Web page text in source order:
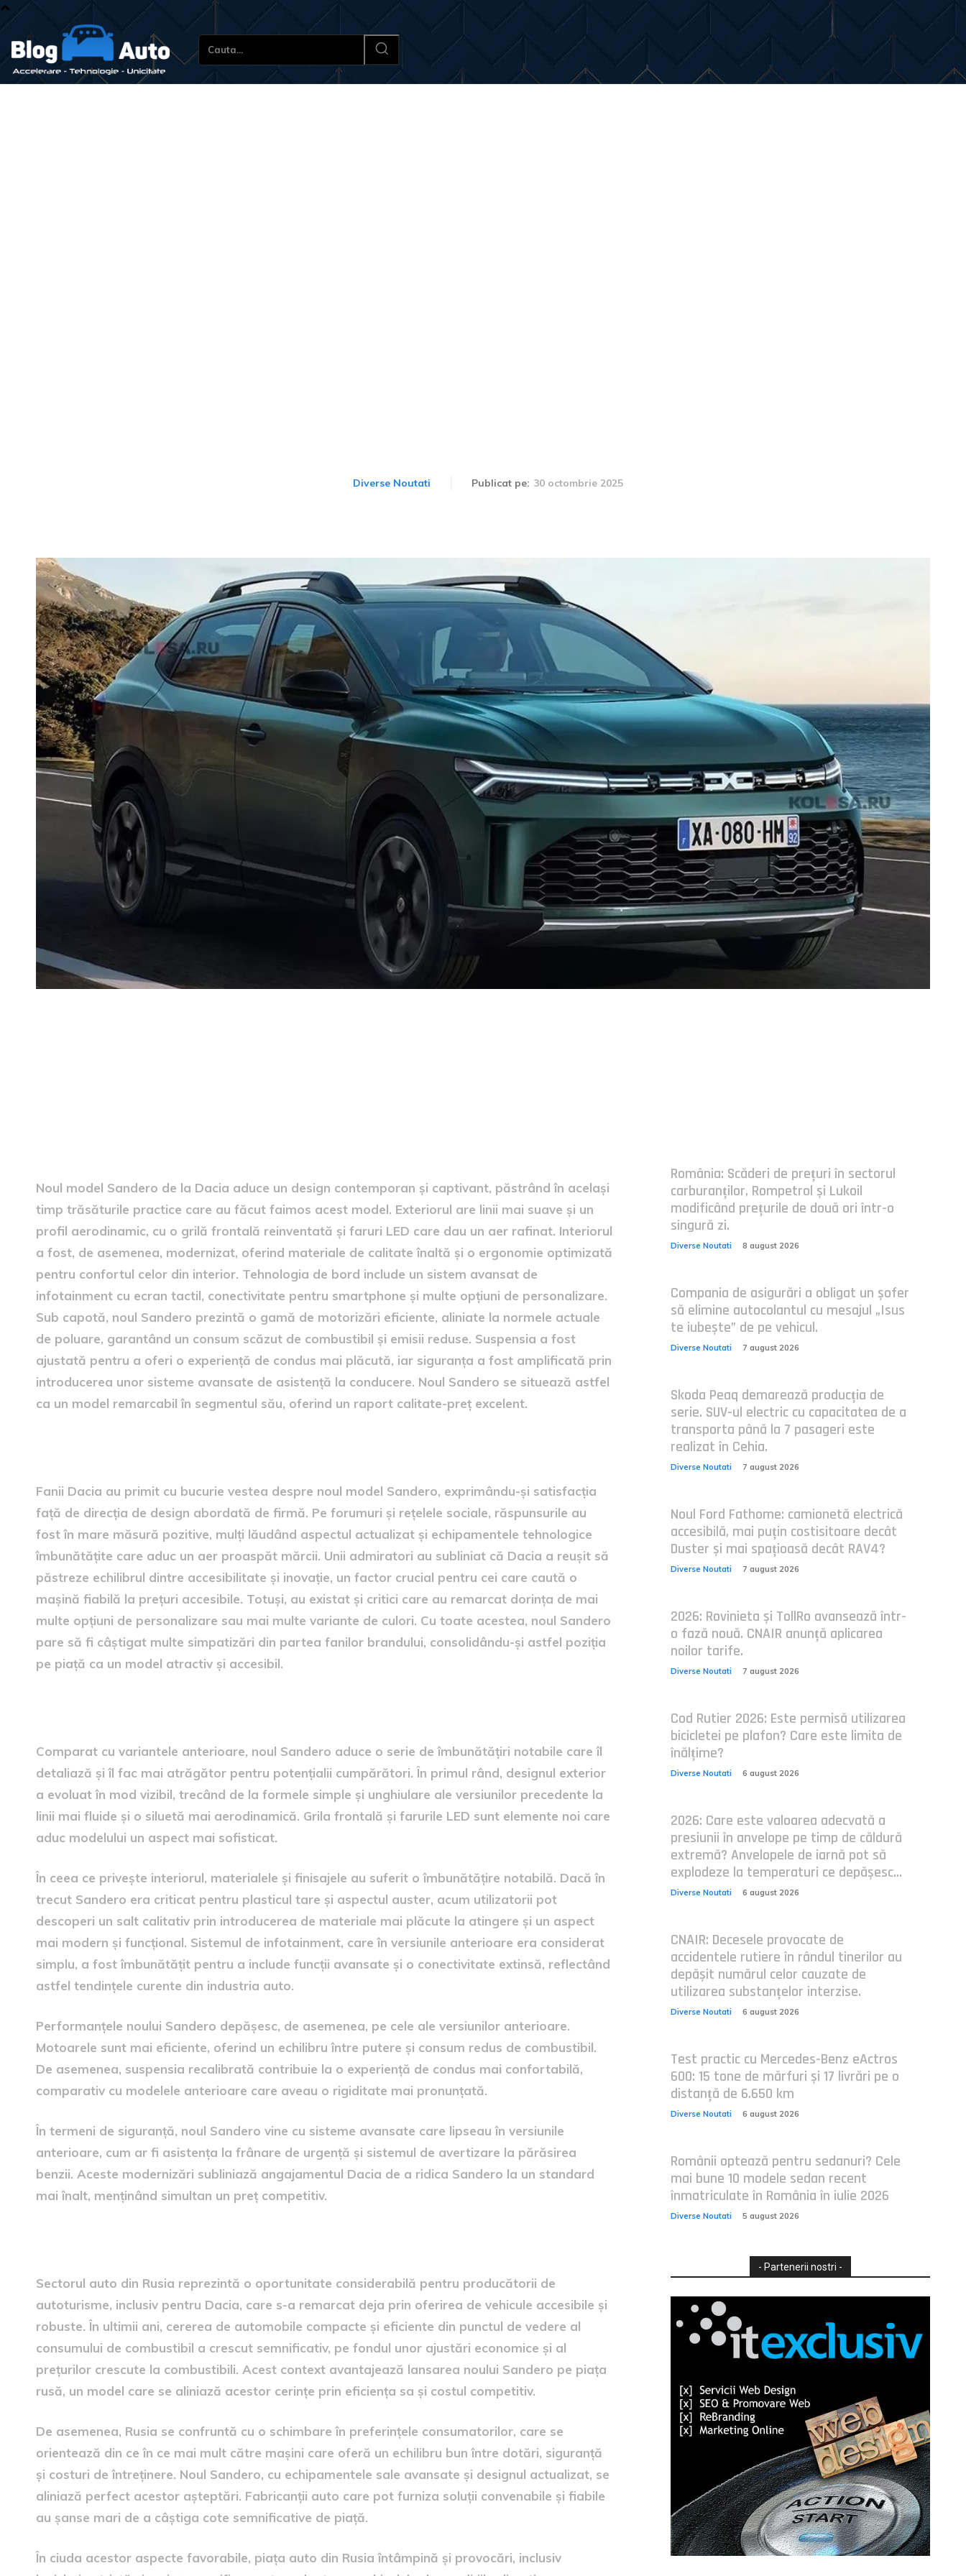
Cauta...
Diverse Noutati Publicat pe: 30 octombrie 2025
Noul model Sandero de la Dacia aduce un design contemporan și captivant, păstrând în același
timp trăsăturile practice care au făcut faimos acest model. Exteriorul are linii mai suave și un
profil aerodinamic, cu o grilă frontală reinventată și faruri LED care dau un aer rafinat. Interiorul
a fost, de asemenea, modernizat, oferind materiale de calitate înaltă și o ergonomie optimizată
pentru confortul celor din interior. Tehnologia de bord include un sistem avansat de
infotainment cu ecran tactil, conectivitate pentru smartphone și multe opțiuni de personalizare.
Sub capotă, noul Sandero prezintă o gamă de motorizări eficiente, aliniate la normele actuale
de poluare, garantând un consum scăzut de combustibil și emisii reduse. Suspensia a fost
ajustată pentru a oferi o experiență de condus mai plăcută, iar siguranța a fost amplificată prin
introducerea unor sisteme avansate de asistență la conducere. Noul Sandero se situează astfel
ca un model remarcabil în segmentul său, oferind un raport calitate-preț excelent.
Fanii Dacia au primit cu bucurie vestea despre noul model Sandero, exprimându-și satisfacția
față de direcția de design abordată de firmă. Pe forumuri și rețelele sociale, răspunsurile au
fost în mare măsură pozitive, mulți lăudând aspectul actualizat și echipamentele tehnologice
îmbunătățite care aduc un aer proaspăt mărcii. Unii admiratori au subliniat că Dacia a reușit să
păstreze echilibrul dintre accesibilitate și inovație, un factor crucial pentru cei care caută o
mașină fiabilă la prețuri accesibile. Totuși, au existat și critici care au remarcat dorința de mai
multe opțiuni de personalizare sau mai multe variante de culori. Cu toate acestea, noul Sandero
pare să fi câștigat multe simpatizări din partea fanilor brandului, consolidându-și astfel poziția
pe piață ca un model atractiv și accesibil.
Comparat cu variantele anterioare, noul Sandero aduce o serie de îmbunătățiri notabile care îl
detaliază și îl fac mai atrăgător pentru potențialii cumpărători. În primul rând, designul exterior
a evoluat în mod vizibil, trecând de la formele simple și unghiulare ale versiunilor precedente la
linii mai fluide și o siluetă mai aerodinamică. Grila frontală și farurile LED sunt elemente noi care
aduc modelului un aspect mai sofisticat.
În ceea ce privește interiorul, materialele și finisajele au suferit o îmbunătățire notabilă. Dacă în
trecut Sandero era criticat pentru plasticul tare și aspectul auster, acum utilizatorii pot
descoperi un salt calitativ prin introducerea de materiale mai plăcute la atingere și un aspect
mai modern și funcțional. Sistemul de infotainment, care în versiunile anterioare era considerat
simplu, a fost îmbunătățit pentru a include funcții avansate și o conectivitate extinsă, reflectând
astfel tendințele curente din industria auto.
Performanțele noului Sandero depășesc, de asemenea, pe cele ale versiunilor anterioare.
Motoarele sunt mai eficiente, oferind un echilibru între putere și consum redus de combustibil.
De asemenea, suspensia recalibrată contribuie la o experiență de condus mai confortabilă,
comparativ cu modelele anterioare care aveau o rigiditate mai pronunțată.
În termeni de siguranță, noul Sandero vine cu sisteme avansate care lipseau în versiunile
anterioare, cum ar fi asistența la frânare de urgență și sistemul de avertizare la părăsirea
benzii. Aceste modernizări subliniază angajamentul Dacia de a ridica Sandero la un standard
mai înalt, menținând simultan un preț competitiv.
Sectorul auto din Rusia reprezintă o oportunitate considerabilă pentru producătorii de
autoturisme, inclusiv pentru Dacia, care s-a remarcat deja prin oferirea de vehicule accesibile și
robuste. În ultimii ani, cererea de automobile compacte și eficiente din punctul de vedere al
consumului de combustibil a crescut semnificativ, pe fondul unor ajustări economice și al
prețurilor crescute la combustibili. Acest context avantajează lansarea noului Sandero pe piața
rusă, un model care se aliniază acestor cerințe prin eficiența sa și costul competitiv.
De asemenea, Rusia se confruntă cu o schimbare în preferințele consumatorilor, care se
orientează din ce în ce mai mult către mașini care oferă un echilibru bun între dotări, siguranță
și costuri de întreținere. Noul Sandero, cu echipamentele sale avansate și designul actualizat, se
aliniază perfect acestor așteptări. Fabricanții auto care pot furniza soluții convenabile și fiabile
au șanse mari de a câștiga cote semnificative de piață.
În ciuda acestor aspecte favorabile, piața auto din Rusia întâmpină și provocări, inclusiv
România: Scăderi de prețuri în sectorul
carburanților, Rompetrol și Lukoil
modificând prețurile de două ori într-o
singură zi.
Diverse Noutati 8 august 2026
Compania de asigurări a obligat un șofer
să elimine autocolantul cu mesajul „Isus
te iubește” de pe vehicul.
Diverse Noutati 7 august 2026
Skoda Peaq demarează producția de
serie. SUV-ul electric cu capacitatea de a
transporta până la 7 pasageri este
realizat în Cehia.
Diverse Noutati 7 august 2026
Noul Ford Fathome: camionetă electrică
accesibilă, mai puțin costisitoare decât
Duster și mai spațioasă decât RAV4?
Diverse Noutati 7 august 2026
2026: Rovinieta și TollRo avansează într-
o fază nouă. CNAIR anunță aplicarea
noilor tarife.
Diverse Noutati 7 august 2026
Cod Rutier 2026: Este permisă utilizarea
bicicletei pe plafon? Care este limita de
înălțime?
Diverse Noutati 6 august 2026
2026: Care este valoarea adecvată a
presiunii în anvelope pe timp de căldură
extremă? Anvelopele de iarnă pot să
explodeze la temperaturi ce depășesc...
Diverse Noutati 6 august 2026
CNAIR: Decesele provocate de
accidentele rutiere în rândul tinerilor au
depășit numărul celor cauzate de
utilizarea substanțelor interzise.
Diverse Noutati 6 august 2026
Test practic cu Mercedes-Benz eActros
600: 15 tone de mărfuri și 17 livrări pe o
distanță de 6.650 km
Diverse Noutati 6 august 2026
Românii optează pentru sedanuri? Cele
mai bune 10 modele sedan recent
înmatriculate în România în iulie 2026
Diverse Noutati 5 august 2026
- Partenerii nostri -